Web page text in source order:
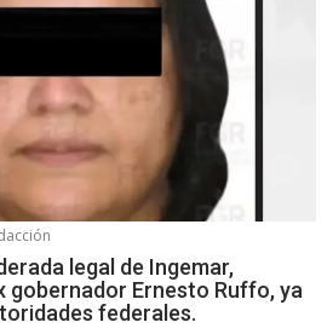
legal de Ingemar,
gobernador Ernesto Ruffo, ya
federales.